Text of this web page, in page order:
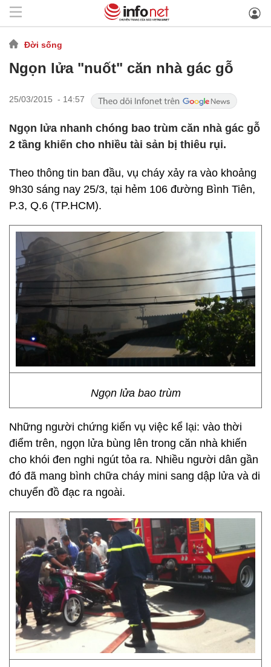
Đời sống
Ngọn lửa "nuốt" căn nhà gác gỗ
25/03/2015 - 14:57
Ngọn lửa nhanh chóng bao trùm căn nhà gác gỗ
2 tầng khiến cho nhiều tài sản bị thiêu rụi.
Theo thông tin ban đầu, vụ cháy xảy ra vào khoảng
9h30 sáng nay 25/3, tại hẻm 106 đường Bình Tiên,
P.3, Q.6 (TP.HCM).
Ngọn lửa bao trùm
Những người chứng kiến vụ việc kể lại: vào thời
điểm trên, ngọn lửa bùng lên trong căn nhà khiến
cho khói đen nghi ngút tỏa ra. Nhiều người dân gần
đó đã mang bình chữa cháy mini sang dập lửa và di
chuyển đồ đạc ra ngoài.